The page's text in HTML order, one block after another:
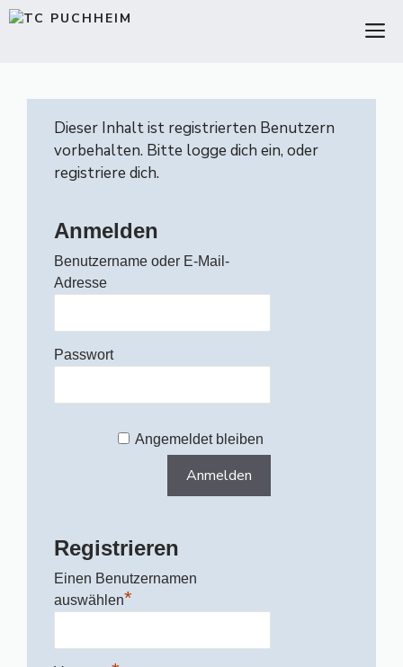
Zum
Dieser Inhalt ist registrierten Benutzern
vorbehalten. Bitte logge dich ein, oder
registriere dich.
Anmelden
Benutzername oder E-Mail-
Adresse
Passwort
Angemeldet bleiben
Registrieren
Einen Benutzernamen
auswählen*